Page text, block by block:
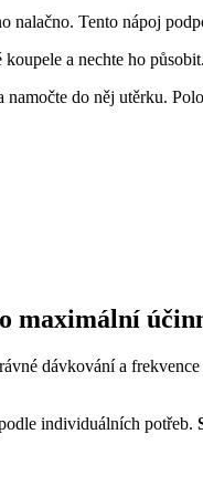
nalačno. Tento nápoj
koupele a nechte ho
namočte do něj utěrku.
maximální
dávkování a
individuálních potřeb.